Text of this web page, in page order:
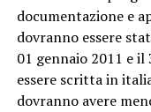
documentazione e
dovranno essere
01 gennaio 2011 e il
essere scritta in
dovranno avere